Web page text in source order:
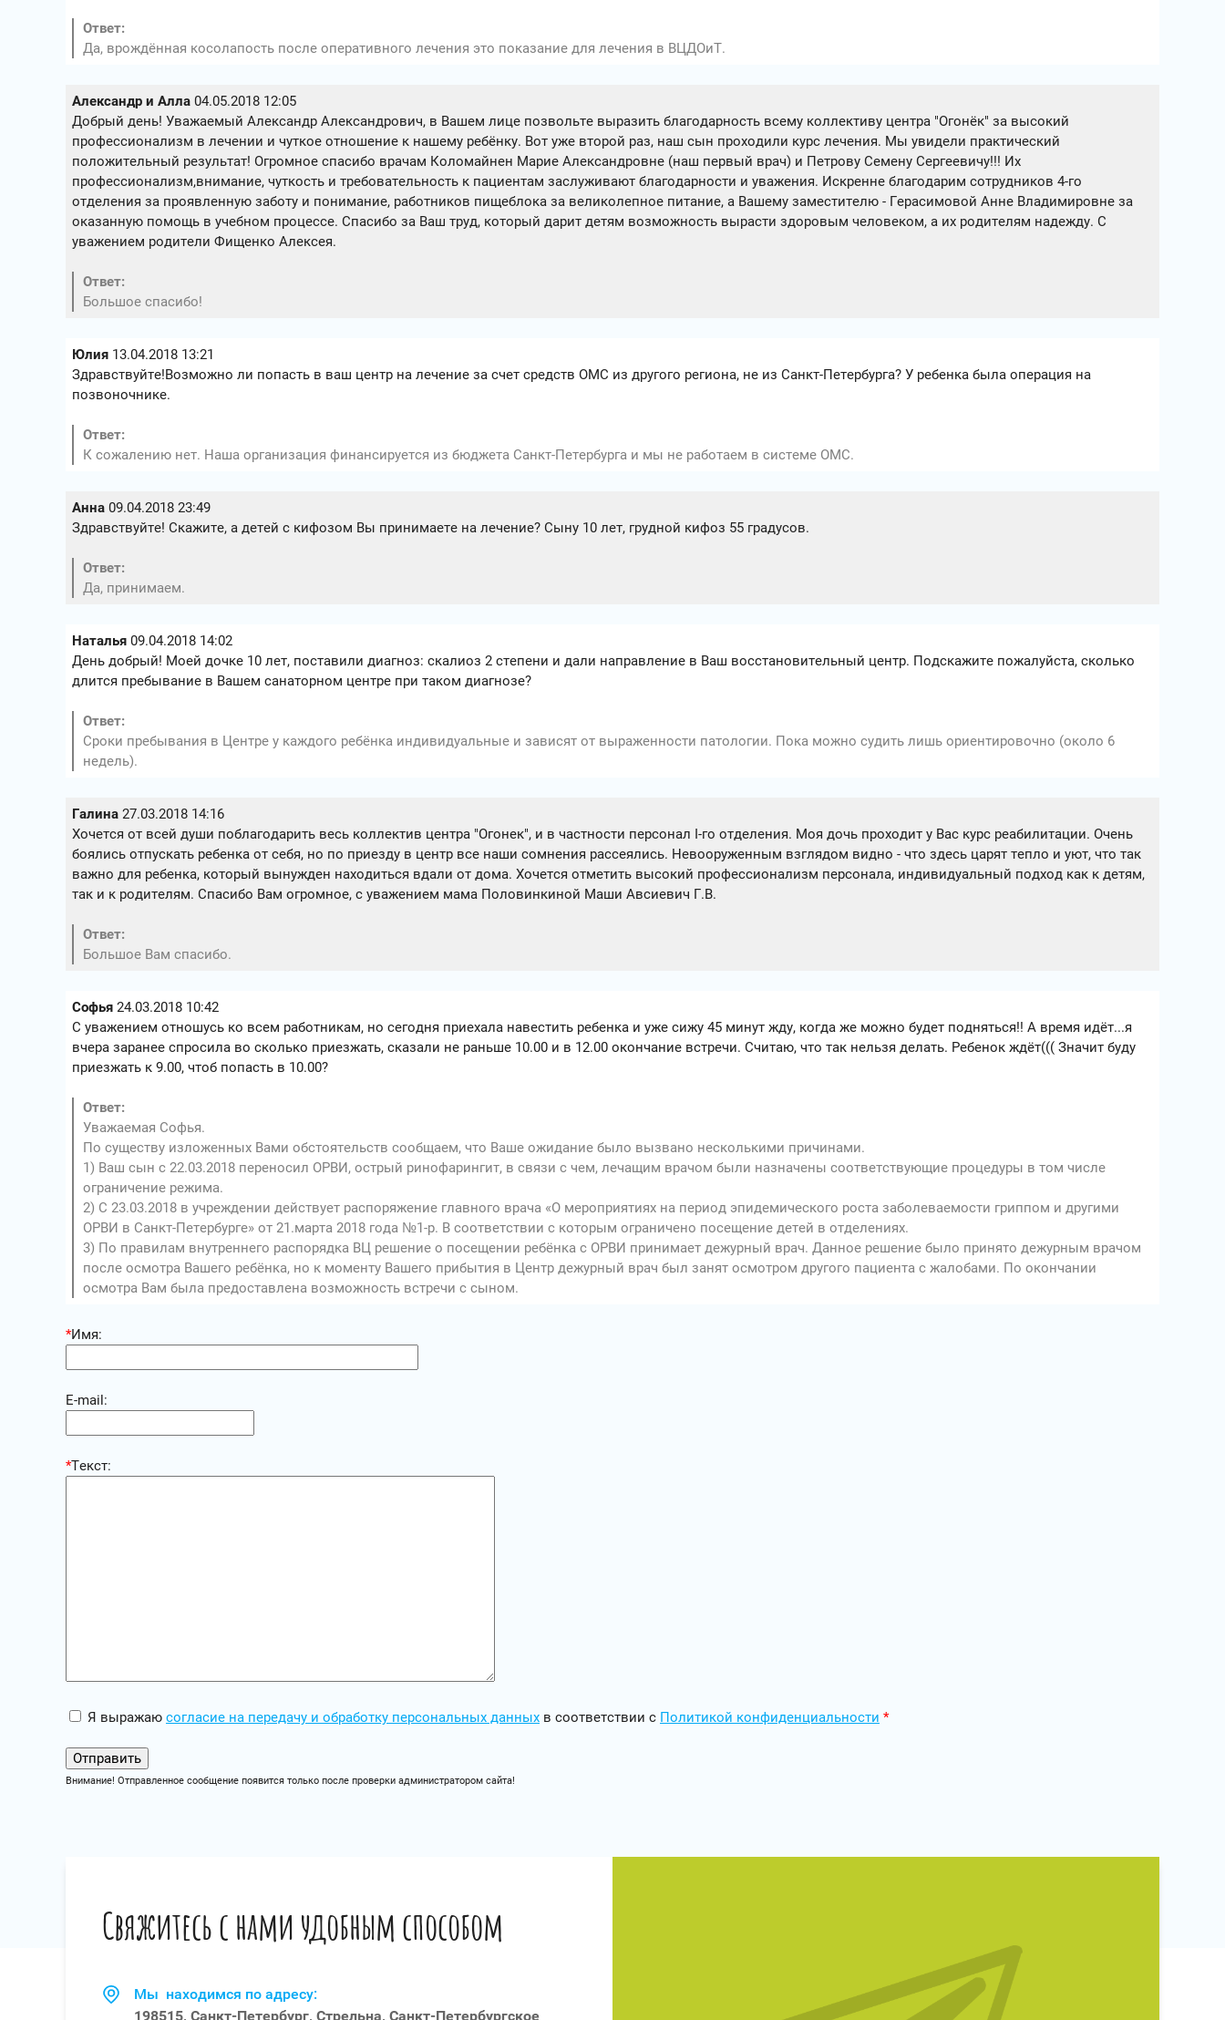
Ответ:
Да, врождённая косолапость после оперативного лечения это показание для лечения в ВЦДОиТ.
Александр и Алла 04.05.2018 12:05
Добрый день! Уважаемый Александр Александрович, в Вашем лице позвольте выразить благодарность всему коллективу центра "Огонёк" за высокий
профессионализм в лечении и чуткое отношение к нашему ребёнку. Вот уже второй раз, наш сын проходили курс лечения. Мы увидели практический
положительный результат! Огромное спасибо врачам Коломайнен Марие Александровне (наш первый врач) и Петрову Семену Сергеевичу!!! Их
профессионализм,внимание, чуткость и требовательность к пациентам заслуживают благодарности и уважения. Искренне благодарим сотрудников 4-го
отделения за проявленную заботу и понимание, работников пищеблока за великолепное питание, а Вашему заместителю - Герасимовой Анне Владимировне за
оказанную помощь в учебном процессе. Спасибо за Ваш труд, который дарит детям возможность вырасти здоровым человеком, а их родителям надежду. С
уважением родители Фищенко Алексея.
Ответ:
Большое спасибо!
Юлия 13.04.2018 13:21
Здравствуйте!Возможно ли попасть в ваш центр на лечение за счет средств ОМС из другого региона, не из Санкт-Петербурга? У ребенка была операция на
позвоночнике.
Ответ:
К сожалению нет. Наша организация финансируется из бюджета Санкт-Петербурга и мы не работаем в системе ОМС.
Анна 09.04.2018 23:49
Здравствуйте! Скажите, а детей с кифозом Вы принимаете на лечение? Сыну 10 лет, грудной кифоз 55 градусов.
Ответ:
Да, принимаем.
Наталья 09.04.2018 14:02
День добрый! Моей дочке 10 лет, поставили диагноз: скалиоз 2 степени и дали направление в Ваш восстановительный центр. Подскажите пожалуйста, сколько
длится пребывание в Вашем санаторном центре при таком диагнозе?
Ответ:
Сроки пребывания в Центре у каждого ребёнка индивидуальные и зависят от выраженности патологии. Пока можно судить лишь ориентировочно (около 6
недель).
Галина 27.03.2018 14:16
Хочется от всей души поблагодарить весь коллектив центра "Огонек", и в частности персонал I-го отделения. Моя дочь проходит у Вас курс реабилитации. Очень
боялись отпускать ребенка от себя, но по приезду в центр все наши сомнения рассеялись. Невооруженным взглядом видно - что здесь царят тепло и уют, что так
важно для ребенка, который вынужден находиться вдали от дома. Хочется отметить высокий профессионализм персонала, индивидуальный подход как к детям,
так и к родителям. Спасибо Вам огромное, с уважением мама Половинкиной Маши Авсиевич Г.В.
Ответ:
Большое Вам спасибо.
Софья 24.03.2018 10:42
С уважением отношусь ко всем работникам, но сегодня приехала навестить ребенка и уже сижу 45 минут жду, когда же можно будет подняться!! А время идёт...я
вчера заранее спросила во сколько приезжать, сказали не раньше 10.00 и в 12.00 окончание встречи. Считаю, что так нельзя делать. Ребенок ждёт((( Значит буду
приезжать к 9.00, чтоб попасть в 10.00?
Ответ:
Уважаемая Софья.
По существу изложенных Вами обстоятельств сообщаем, что Ваше ожидание было вызвано несколькими причинами.
1) Ваш сын с 22.03.2018 переносил ОРВИ, острый ринофарингит, в связи с чем, лечащим врачом были назначены соответствующие процедуры в том числе
ограничение режима.
2) С 23.03.2018 в учреждении действует распоряжение главного врача «О мероприятиях на период эпидемического роста заболеваемости гриппом и другими
ОРВИ в Санкт-Петербурге» от 21.марта 2018 года №1-р. В соответствии с которым ограничено посещение детей в отделениях.
3) По правилам внутреннего распорядка ВЦ решение о посещении ребёнка с ОРВИ принимает дежурный врач. Данное решение было принято дежурным врачом
после осмотра Вашего ребёнка, но к моменту Вашего прибытия в Центр дежурный врач был занят осмотром другого пациента с жалобами. По окончании
осмотра Вам была предоставлена возможность встречи с сыном.
*Имя:
E-mail:
*Текст:
Я выражаю согласие на передачу и обработку персональных данных в соответствии с Политикой конфиденциальности *
Внимание! Отправленное сообщение появится только после проверки администратором сайта!
Свяжитесь с нами удобным способом
Мы находимся по адресу:
198515, Санкт-Петербург, Стрельна, Санкт-Петербургское